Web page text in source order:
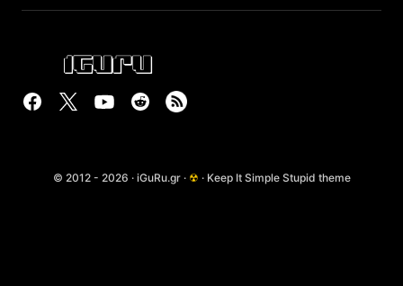
© 2012 - 2026 · iGuRu.gr · ☢ · Keep It Simple Stupid theme